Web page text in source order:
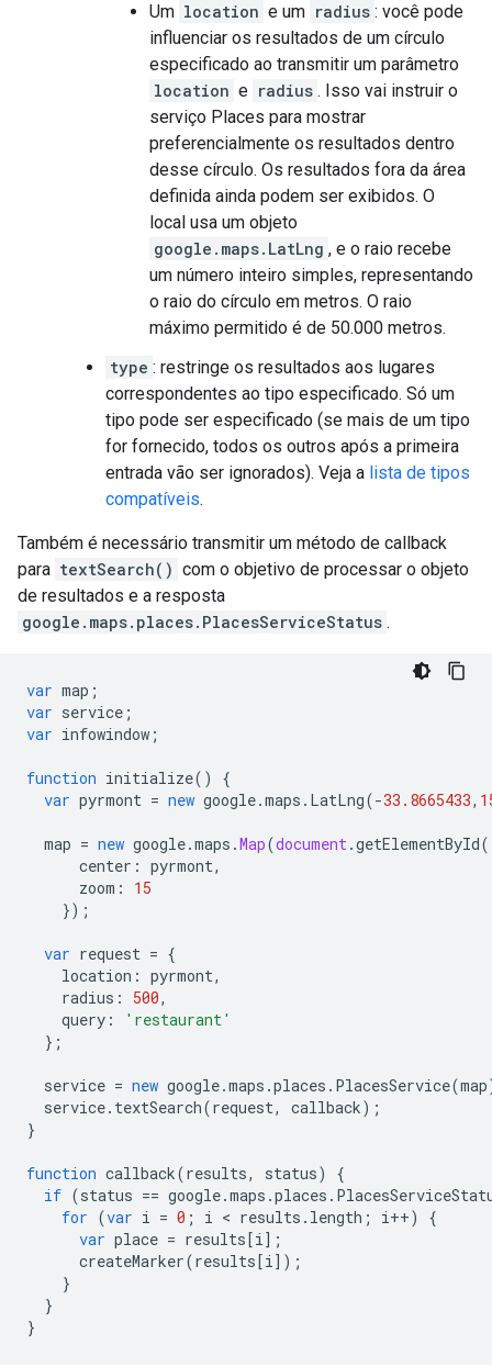
Um location e um radius : você pode
influenciar os resultados de um círculo
especificado ao transmitir um parâmetro
location e radius . Isso vai instruir o
serviço Places para mostrar
preferencialmente os resultados dentro
desse círculo. Os resultados fora da área
definida ainda podem ser exibidos. O
local usa um objeto
google.maps.LatLng , e o raio recebe
um número inteiro simples, representando
o raio do círculo em metros. O raio
máximo permitido é de 50.000 metros.
type : restringe os resultados aos lugares
correspondentes ao tipo especificado. Só um
tipo pode ser especificado (se mais de um tipo
for fornecido, todos os outros após a primeira
entrada vão ser ignorados). Veja a lista de tipos
compatíveis.
Também é necessário transmitir um método de callback
para textSearch() com o objetivo de processar o objeto
de resultados e a resposta
google.maps.places.PlacesServiceStatus .
var map ;
var service ;
var infowindow ;
function initialize()
{
var pyrmont = new google.maps . LatLng(-33.8665433,
map = new google.maps .Map(document.getElementById(
center : pyrmont,
zoom :
15
});
var request = {
location : pyrmont,
radius : 500,
query :
'restaurant'
};
service = new google.maps .places . PlacesService(map
service. textSearch(request, callback);
}
function callback(results, status)
{
if (status == google.maps .places .
for (var i = 0 ; i < results . length ; i++)
{
var place = results[i];
createMarker(results[i]);
}
}
}